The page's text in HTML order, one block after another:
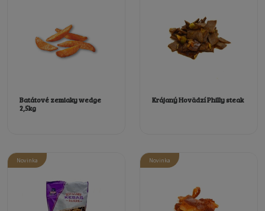
Batátové zemiaky wedge
2,5kg
Krájaný Hovädzí Philly steak
Novinka Novinka